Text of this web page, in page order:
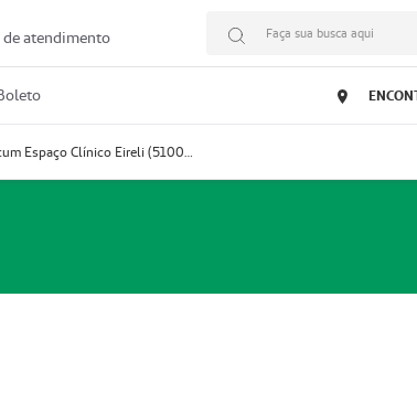
de atendimento Faça sua busca aqui
Prestador Mosaicum Espaço Clínico Eireli (51004355-5)